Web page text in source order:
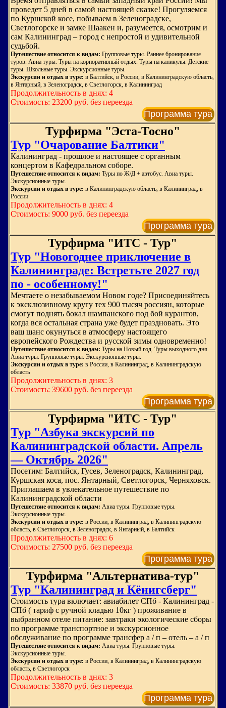
проведет 5 дней в самой настоящей сказке! Прогуляемся
по Куршской косе, побываем в Зеленоградске,
Светлогорске и замке Шаакен и, разумеется, осмотрим и
сам Калининград – город с непростой и удивительной
судьбой.
Путешествие относится к видам: Групповые туры. Раннее бронирование
туров. Авиа туры. Туры на корпоративный отдых. Туры на каникулы. Детские
туры. Школьные туры. Экскурсионные туры.
Экскурсии и отдых в туре: в Балтийск, в России, в Калининградскую область,
в Янтарный, в Зеленоградск, в Светлогорск, в Калининград
Продолжительность в днях: 4
Стоимость: 23200 руб. без переезда
Программа тура
Турфирма "Эста-Тосно"
Тур "Очарование Балтики"
Калининград - прошлое и настоящее с органным
концертом в Кафедральном соборе.
Путешествие относится к видам: Туры по Ж/Д + автобус. Авиа туры.
Экскурсионные туры.
Экскурсии и отдых в туре: в Калининградскую область, в Калининград, в
России
Продолжительность в днях: 4
Стоимость: 9000 руб. без переезда
Программа тура
Турфирма "ИТС - Тур"
Тур "Новогоднее приключение в
Калининграде: Встретьте 2027 год
по - особенному!"
Мечтаете о незабываемом Новом годе? Присоединяйтесь
к эксклюзивному кругу тех 900 тысяч россиян, которые
смогут поднять бокал шампанского под бой курантов,
когда вся остальная страна уже будет праздновать. Это
ваш шанс окунуться в атмосферу настоящего
европейского Рождества и русской зимы одновременно!
Путешествие относится к видам: Туры на Новый год. Туры выходного дня.
Авиа туры. Групповые туры. Экскурсионные туры.
Экскурсии и отдых в туре: в России, в Калининград, в Калининградскую
область
Продолжительность в днях: 3
Стоимость: 39600 руб. без переезда
Программа тура
Турфирма "ИТС - Тур"
Тур "Азбука экскурсий по
Калининградской области. Апрель
— Октябрь 2026"
Посетим: Балтийск, Гусев, Зеленоградск, Калининград,
Куршская коса, пос. Янтарный, Светлогорск, Черняховск.
Приглашаем в увлекательное путешествие по
Калининградской области
Путешествие относится к видам: Авиа туры. Групповые туры.
Экскурсионные туры.
Экскурсии и отдых в туре: в России, в Калининград, в Калининградскую
область, в Светлогорск, в Зеленоградск, в Янтарный, в Балтийск
Продолжительность в днях: 6
Стоимость: 27500 руб. без переезда
Программа тура
Турфирма "Альтернатива-тур"
Тур "Калининград и Кёнигсберг"
Стоимость тура включает: авиабилет СПб - Калининград -
СПб ( тариф с ручной кладью 10кг ) проживание в
выбранном отеле питание: завтраки экологические сборы
по программе транспортное и экскурсионное
обслуживание по программе трансфер а / п – отель – а / п
Путешествие относится к видам: Авиа туры. Групповые туры.
Экскурсионные туры.
Экскурсии и отдых в туре: в России, в Калининград, в Калининградскую
область, в Светлогорск
Продолжительность в днях: 3
Стоимость: 33870 руб. без переезда
Программа тура